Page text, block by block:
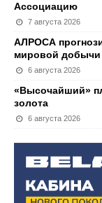
Ассоциацию
7 августа 2026
АЛРОСА
мировой добычи
6 августа 2026
«Высочайший»
золота
6 августа 2026